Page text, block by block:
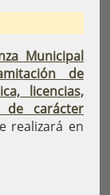
Municipal
de
licencias,
de carácter
realizará en